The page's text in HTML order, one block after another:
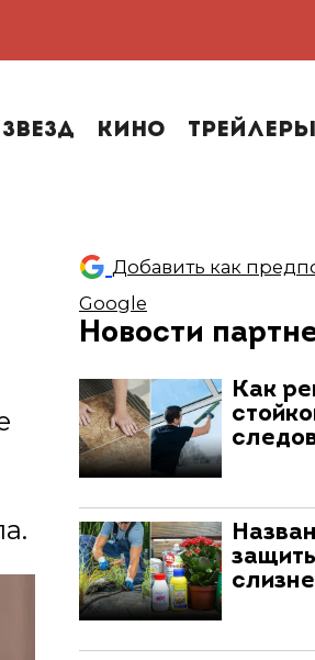
Кино Трейлеры
Добавить как
Google
Новости
Как